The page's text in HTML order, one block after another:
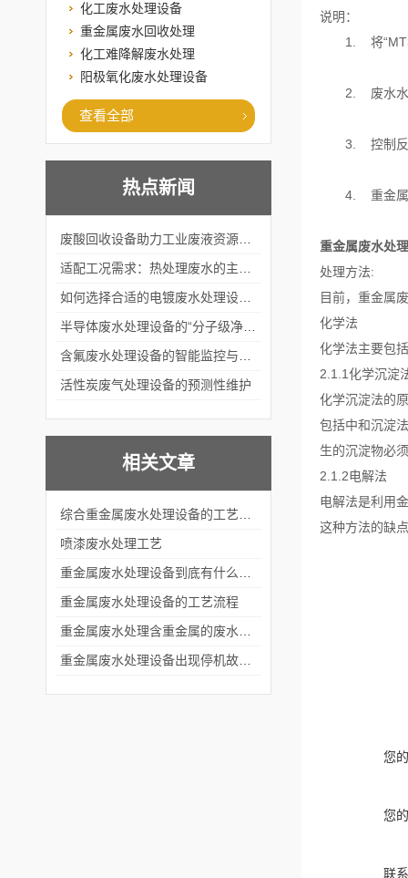
化工废水处理设备
重金属废水回收处理
化工难降解废水处理
阳极氧化废水处理设备
查看全部
热点新闻
活性炭废气处理设备的预测性维护
相关文章
​喷漆废水处理工艺
重金属废水处理设备的工艺流程
说明：
1. 将
2. 废水水质
3. 控制反应
4. 重金属捕
重金属废水处
处理方法:
目前，重金属
化学法
化学法主要包
2.1.1化学沉淀
化学沉淀法的
包括中和沉淀
生的沉淀物必
2.1.2电解法
电解法是利用
这种方法的缺
您
您
联